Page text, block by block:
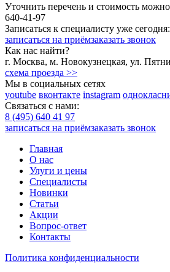
Уточнить перечень и стоимость
640-41-97
Записаться к специалисту уже сегодня:
записаться на приёмзаказать звонок
Как нас найти?
г. Москва, м. Новокузнецкая, ул.
схема проезда >>
Мы в социальных сетях
youtube вконтакте instagram
Связаться с нами:
8 (495) 640 41 97
записаться на приёмзаказать звонок
Главная
О нас
Улуги и цены
Специалисты
Новинки
Статьи
Акции
Вопрос-ответ
Контакты
Политика конфиденциальности